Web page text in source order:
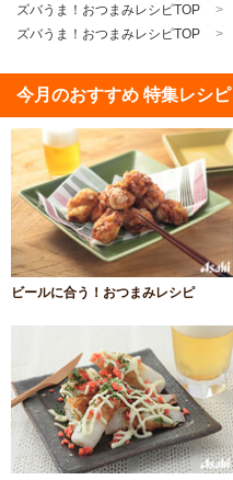
ズバうま！おつまみレシピTOP
ズバうま！おつまみレシピTOP
今月のおすすめ 特集レシピ
ビールに合う！おつまみレシピ